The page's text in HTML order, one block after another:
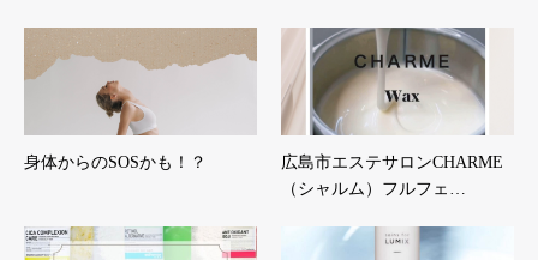
身体からのSOSかも！？
広島市エステサロンCHARME
（シャルム）フルフェ…